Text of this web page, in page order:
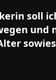
soll
und